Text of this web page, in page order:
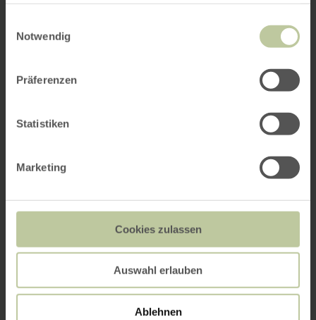
Notwendig
Präferenzen
Statistiken
Marketing
Cookies zulassen
Auswahl erlauben
Ablehnen